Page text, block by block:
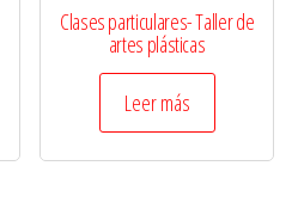
Clases particulares- Taller de
artes plásticas
Leer más